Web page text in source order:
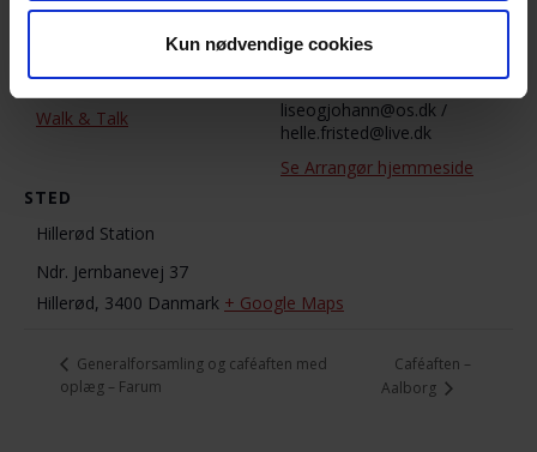
Kun nødvendige cookies
Walk & Talk
STED
Hillerød Station
Ndr. Jernbanevej 37
Hillerød, 3400 Danmark + Google Maps
Telefon
3089 3576 / 5091 7489
E-mail
liseogjohann@os.dk /
helle.fristed@live.dk
Se Arrangør hjemmeside
Generalforsamling og caféaften med
oplæg – Farum
Caféaften –
Aalborg